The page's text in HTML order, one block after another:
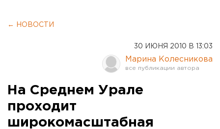
← НОВОСТИ
30 ИЮНЯ 2010 В 13:03
Марина Колесникова
На Среднем Урале
проходит
широкомасштабная